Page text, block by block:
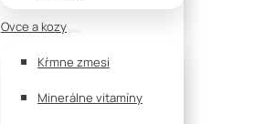
Ovce a kozy
Kŕmne zmesi
Minerálne vitamíny